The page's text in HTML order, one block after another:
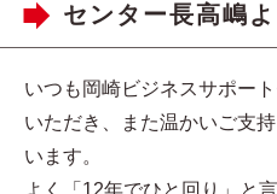
センター長高嶋
いつも岡崎ビジネスサポー
いただき、また温かいご支
います。
よく「12年でひと回り」と